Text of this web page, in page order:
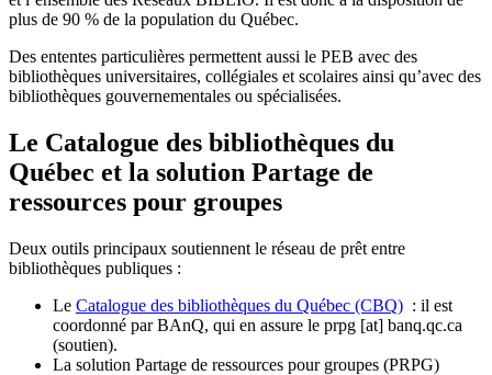
plus de 90 % de la population du Québec.
Des ententes particulières permettent aussi le PEB avec des
bibliothèques universitaires, collégiales et scolaires ainsi qu’avec des
bibliothèques gouvernementales ou spécialisées.
Le Catalogue des bibliothèques du
Québec et la solution Partage de
ressources pour groupes
Deux outils principaux soutiennent le réseau de prêt entre
bibliothèques publiques :
Le Catalogue des bibliothèques du Québec (CBQ) : il est
coordonné par BAnQ, qui en assure le prpg [at] banq.qc.ca
(soutien).
La solution Partage de ressources pour groupes (PRPG)